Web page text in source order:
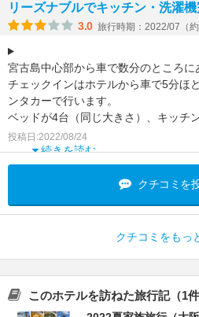
リーズナブルでキッチン・洗濯
3.0 旅行時期：2022/07（約
宮古島中心部から車で数分のところに
チェックインはホテルから車で5分ほ
ンタカーで行います。
ベッドが4台（同じ大きさ）、キッチ
炊飯器、食器類、洗濯機、洗濯干し、
続きを読む
投稿日:2022/08/24
クチコミを
クチコミをもっ
このホテルを訪ねた旅行記（1件